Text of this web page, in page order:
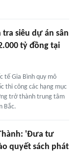
siêu dự án sân
tỷ đồng tại
tế Gia Bình quy mô
thi công các hạng mục
trở thành trung tâm
Bắc.
'Đưa tư
quyết sách phát